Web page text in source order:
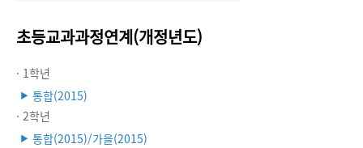
초등교과과정연계(개정년도)
· 1학년
▶ 통합(2015)
· 2학년
▶ 통합(2015)/가을(2015)